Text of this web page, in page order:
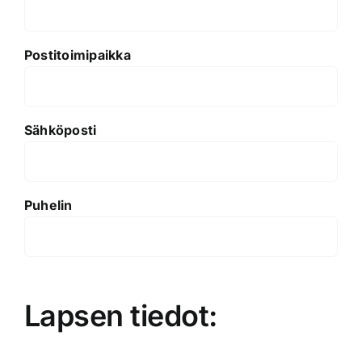
Postitoimipaikka
Sähköposti
Puhelin
Lapsen tiedot: